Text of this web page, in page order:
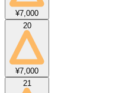
¥7,000
20
¥7,000
21